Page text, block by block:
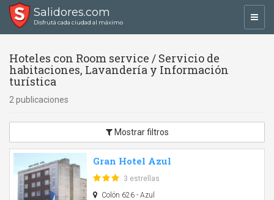
Salidores.com
Disfrutá cada ciudad al máximo
Hoteles con Room service / Servicio de
habitaciones, Lavandería y Información
turística
2 publicaciones
Mostrar filtros
Gran Hotel Azul
3 estrellas
Colón 626 - Azul